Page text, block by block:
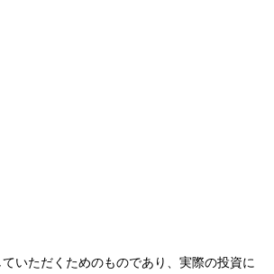
いただくためのものであり、実際の投資に